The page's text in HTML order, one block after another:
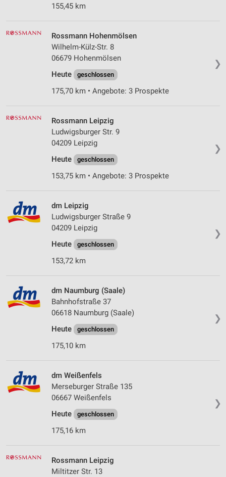
155,45 km
❯
Rossmann Hohenmölsen
Wilhelm-Külz-Str. 8
06679 Hohenmölsen
Heute
geschlossen
175,70 km • Angebote: 3 Prospekte
❯
Rossmann Leipzig
Ludwigsburger Str. 9
04209 Leipzig
Heute
geschlossen
153,75 km • Angebote: 3 Prospekte
❯
dm Leipzig
Ludwigsburger Straße 9
04209 Leipzig
Heute
geschlossen
153,72 km
❯
dm Naumburg (Saale)
Bahnhofstraße 37
06618 Naumburg (Saale)
Heute
geschlossen
175,10 km
❯
dm Weißenfels
Merseburger Straße 135
06667 Weißenfels
Heute
geschlossen
175,16 km
Rossmann Leipzig
Miltitzer Str. 13